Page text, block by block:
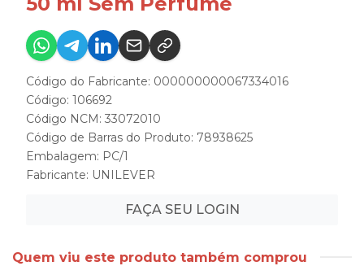
Código do Fabricante: 000000000067334016
Código: 106692
Código NCM: 33072010
Código de Barras do Produto: 78938625
Embalagem: PC/1
Fabricante: UNILEVER
FAÇA SEU LOGIN
Quem viu este produto também comprou